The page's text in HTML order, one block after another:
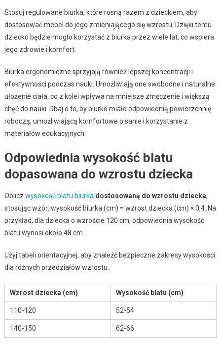
Stosuj regulowane biurka, które rosną razem z dzieckiem, aby
dostosować mebel do jego zmieniającego się wzrostu. Dzięki temu
dziecko będzie mogło korzystać z biurka przez wiele lat, co wspiera
jego zdrowie i komfort.
Biurka ergonomiczne sprzyjają również lepszej koncentracji i
efektywności podczas nauki. Umożliwiają one swobodne i naturalne
ułożenie ciała, co z kolei wpływa na mniejsze zmęczenie i większą
chęć do nauki. Dbaj o to, by biurko miało odpowiednią powierzchnię
roboczą, umożliwiającą komfortowe pisanie i korzystanie z
materiałów edukacyjnych.
Odpowiednia wysokość blatu
dopasowana do wzrostu dziecka
Oblicz wysokość blatu biurka dostosowaną do wzrostu dziecka,
stosując wzór: wysokość biurka (cm) = wzrost dziecka (cm) × 0,4. Na
przykład, dla dziecka o wzroście 120 cm, odpowiednia wysokość
blatu wynosi około 48 cm.
Użyj tabeli orientacyjnej, aby znaleźć bezpieczne zakresy wysokości
dla różnych przedziałów wzrostu:
Wzrost dziecka (cm) Wysokość blatu (cm)
110-120 52-54
140-150 62-66